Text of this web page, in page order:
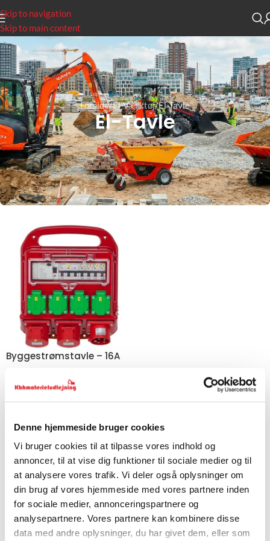
Denne hjemmeside bruger cookies
Vi bruger cookies til at tilpasse vores indhold og
annoncer, til at vise dig funktioner til sociale medier og til
at analysere vores trafik. Vi deler også oplysninger om
din brug af vores hjemmeside med vores partnere inden
for sociale medier, annonceringspartnere og
analysepartnere. Vores partnere kan kombinere disse
data med andre oplysninger, du har givet dem, eller som
Skip to navigation
Skip to main content
Forside El-Værktøj El-Tavle
El-Tavle
Byggestrømstavle – 16A
61,60kr. (ekskl. moms)
Professionelle eltavler er uundværlige komponenter til sikker
strømforsyning på byggepladser og større el-
værktøjsinstallationer. Hos KbhMaterieludlejning finder du
robuste byggestrømstavler, der sikrer pålidelig fordeling af
elektricitet til dit el-værktøj og maskiner.
Sikker strømfordeling til professionelt brug